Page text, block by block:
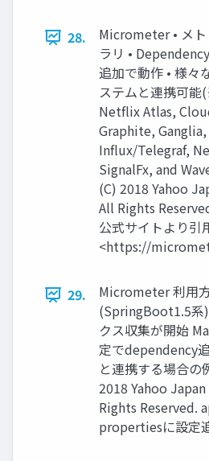
28.
Micrometer • メ
ラリ •
追加で動作 • 様々
ステムと連携可
Netflix Atlas,
Graphite, Ganglia,
Influx/Telegraf,
SignalFx, and
(C) 2018 Yahoo
All Rights
公式サイトより引
<https://
29.
Micrometer 利用
(SpringBoot1.5系
クス収集が開始
定でdependency
と連携する場合
2018 Yahoo
Rights Reserved.
propertiesに設定